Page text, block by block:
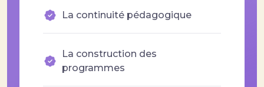
La continuité pédagogique
La construction des
programmes